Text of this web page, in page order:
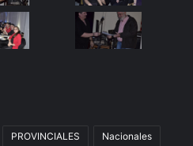
PROVINCIALES Nacionales